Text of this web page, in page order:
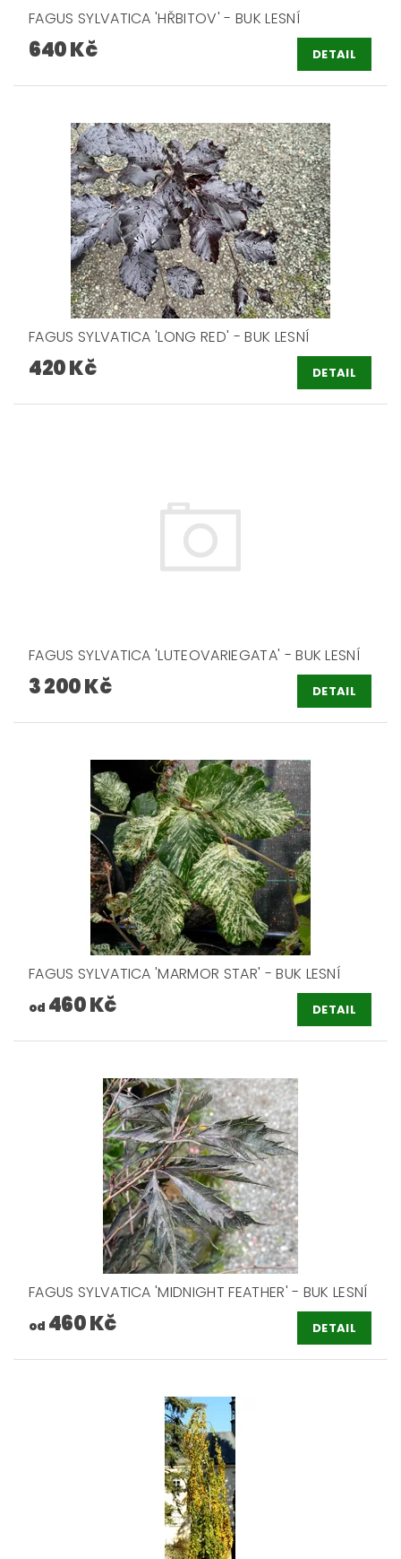
FAGUS SYLVATICA 'HŘBITOV' - BUK LESNÍ
640 Kč DETAIL
FAGUS SYLVATICA 'LONG RED' - BUK LESNÍ
420 Kč DETAIL
FAGUS SYLVATICA 'LUTEOVARIEGATA' - BUK LESNÍ
3 200 Kč DETAIL
FAGUS SYLVATICA 'MARMOR STAR' - BUK LESNÍ
od 460 Kč DETAIL
FAGUS SYLVATICA 'MIDNIGHT FEATHER' - BUK LESNÍ
od 460 Kč DETAIL